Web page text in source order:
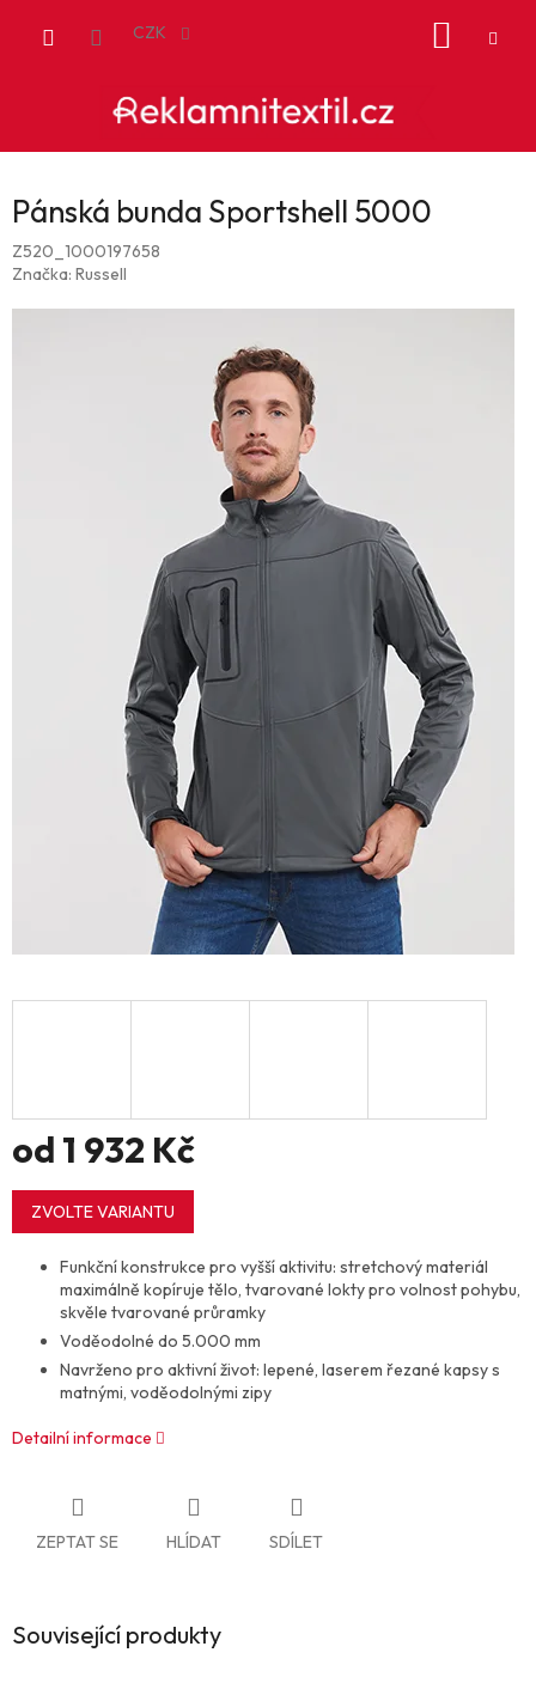
CZK
Pánská bunda Sportshell 5000
Z520_1000197658
Značka: Russell
od 1 932 Kč
Měrná
cena:
ZVOLTE VARIANTU
Funkční konstrukce pro vyšší aktivitu: stretchový materiál
maximálně kopíruje tělo, tvarované lokty pro volnost pohybu,
skvěle tvarované průramky
Voděodolné do 5.000 mm
Navrženo pro aktivní život: lepené, laserem řezané kapsy s
matnými, voděodolnými zipy
Detailní informace
ZEPTAT SE HLÍDAT SDÍLET
Související produkty